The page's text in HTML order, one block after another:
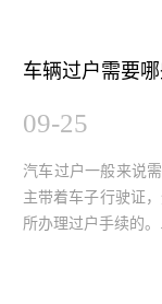
车辆过户需要
09-25
汽车过户一般来说
主带着车子行驶证
所办理过户手续的